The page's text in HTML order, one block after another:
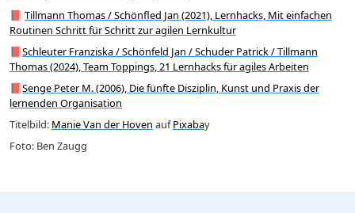
📕 Tillmann Thomas / Schönfled Jan (2021), Lernhacks, Mit einfachen
Routinen Schritt für Schritt zur agilen Lernkultur
📕Schleuter Franziska / Schönfeld Jan / Schuder Patrick / Tillmann
Thomas (2024), Team Toppings, 21 Lernhacks für agiles Arbeiten
📕Senge Peter M. (2006), Die fünfte Disziplin, Kunst und Praxis der
lernenden Organisation
Titelbild: Manie Van der Hoven aufPixabay
Foto: Ben Zaugg